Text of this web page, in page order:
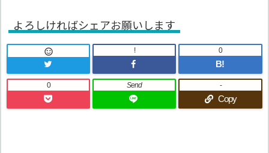
よろしければシェアお願いします
 !
B!
0
0 Send
Copy
-